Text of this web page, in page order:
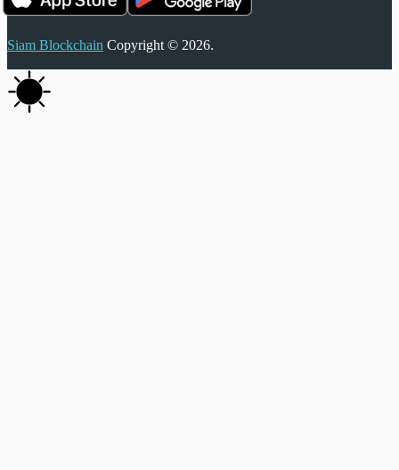
Siam Blockchain Copyright © 2026.